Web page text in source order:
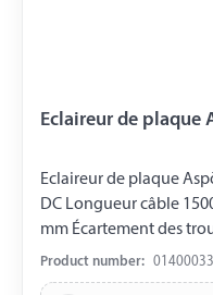
Eclaireur de plaque
Eclaireur de plaque
DC Longueur câble 1500 mm Dimensions: 100 x 60 x 57
mm Écartement des
Product number: